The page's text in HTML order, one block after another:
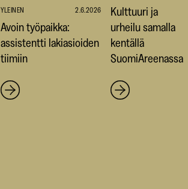
YLEINEN 2.6.2026
Avoin työpaikka:
assistentti lakiasioiden
tiimiin
Kulttuuri ja
urheilu samalla
kentällä
SuomiAreenassa